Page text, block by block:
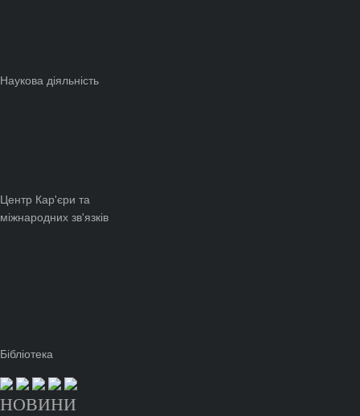
Наукова діяльність
Центр Кар'єри та
міжнародних зв'язків
Бібліотека
НОВИНИ